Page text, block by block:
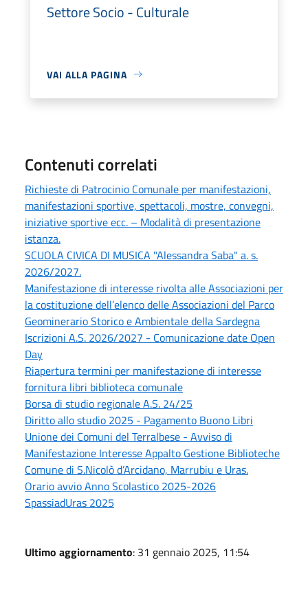
Settore Socio - Culturale
VAI ALLA PAGINA
Contenuti correlati
Richieste di Patrocinio Comunale per manifestazioni,
manifestazioni sportive, spettacoli, mostre, convegni,
iniziative sportive ecc. – Modalità di presentazione
istanza.
SCUOLA CIVICA DI MUSICA "Alessandra Saba" a. s.
2026/2027.
Manifestazione di interesse rivolta alle Associazioni per
la costituzione dell’elenco delle Associazioni del Parco
Geominerario Storico e Ambientale della Sardegna
Iscrizioni A.S. 2026/2027 - Comunicazione date Open
Day
Riapertura termini per manifestazione di interesse
fornitura libri biblioteca comunale
Borsa di studio regionale A.S. 24/25
Diritto allo studio 2025 - Pagamento Buono Libri
Unione dei Comuni del Terralbese - Avviso di
Manifestazione Interesse Appalto Gestione Biblioteche
Comune di S.Nicolò d’Arcidano, Marrubiu e Uras.
Orario avvio Anno Scolastico 2025-2026
SpassiadUras 2025
Ultimo aggiornamento: 31 gennaio 2025, 11:54